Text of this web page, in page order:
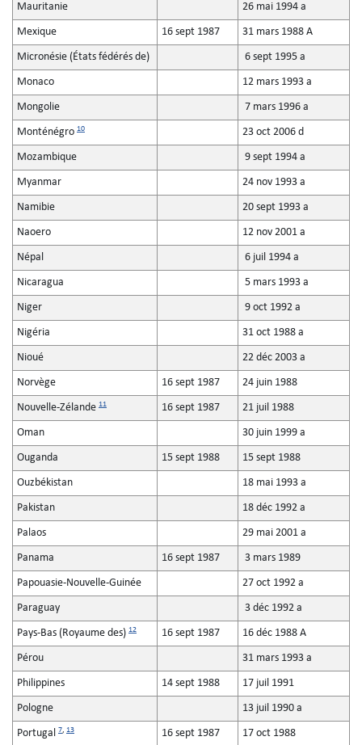
Mauritanie 26 mai 1994 a
Mexique 16 sept 1987 31 mars 1988 A
Micronésie (États fédérés de) 6 sept 1995 a
Monaco 12 mars 1993 a
Mongolie 7 mars 1996 a
Monténégro 10 23 oct 2006 d
Mozambique 9 sept 1994 a
Myanmar 24 nov 1993 a
Namibie 20 sept 1993 a
Naoero 12 nov 2001 a
Népal 6 juil 1994 a
Nicaragua 5 mars 1993 a
Niger 9 oct 1992 a
Nigéria 31 oct 1988 a
Nioué 22 déc 2003 a
Norvège 16 sept 1987 24 juin 1988
Nouvelle-Zélande 11 16 sept 1987 21 juil 1988
Oman 30 juin 1999 a
Ouganda 15 sept 1988 15 sept 1988
Ouzbékistan 18 mai 1993 a
Pakistan 18 déc 1992 a
Palaos 29 mai 2001 a
Panama 16 sept 1987 3 mars 1989
Papouasie-Nouvelle-Guinée 27 oct 1992 a
Paraguay 3 déc 1992 a
Pays-Bas (Royaume des) 12 16 sept 1987 16 déc 1988 A
Pérou 31 mars 1993 a
Philippines 14 sept 1988 17 juil 1991
Pologne 13 juil 1990 a
Portugal 7, 13 16 sept 1987 17 oct 1988